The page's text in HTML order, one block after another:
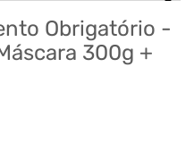
Obrigatório -
300g +